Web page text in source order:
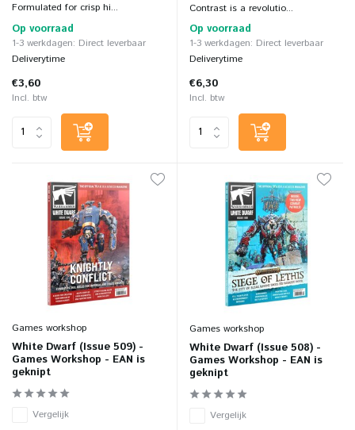
Formulated for crisp hi...
Op voorraad
1-3 werkdagen: Direct leverbaar
Deliverytime
€3,60
Incl. btw
Contrast is a revolutio...
Op voorraad
1-3 werkdagen: Direct leverbaar
Deliverytime
€6,30
Incl. btw
Games workshop
White Dwarf (Issue 509) -
Games Workshop - EAN is
geknipt
Vergelijk
Games workshop
White Dwarf (Issue 508) -
Games Workshop - EAN is
geknipt
Vergelijk